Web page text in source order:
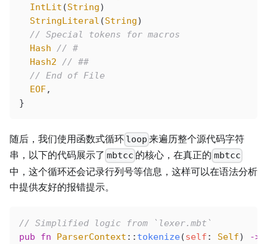
  IntLit
(String)
  StringLiteral
(String)
  // Special tokens for macros
  Hash
// #
  Hash2
// ##
  // End of File
  EOF
,
}
随后，我们使用函数式循环 loop 来遍历整个源代码字符
串，以下的代码展示了 mbtcc 的核心，在真正的 mbtcc
中，这个循环还会记录行列号等信息，这样可以在语法分析
中提供友好的报错提示。
// Simplified logic from `lexer.mbt`
pub fn ParserContext :: tokenize(self : Self) ->